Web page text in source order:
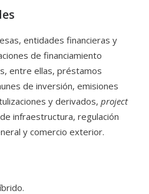
entidades financieras y
de financiamiento
entre ellas, préstamos
de inversión, emisiones
y derivados, project
infraestructura, regulación
y comercio exterior.